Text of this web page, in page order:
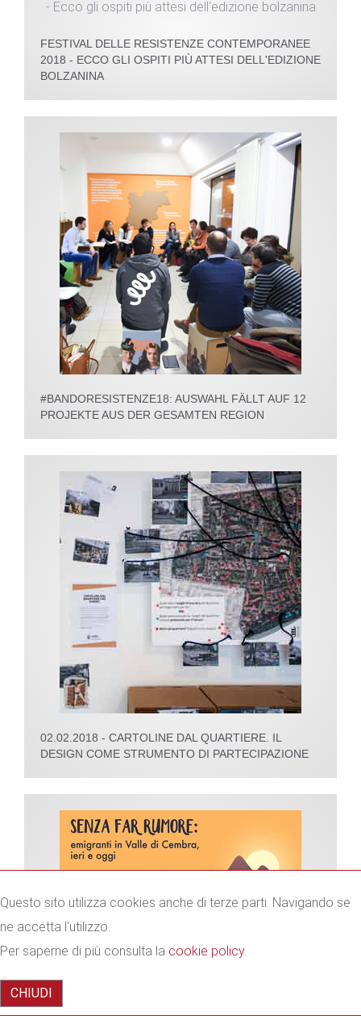
FESTIVAL DELLE RESISTENZE CONTEMPORANEE
2018 - ECCO GLI OSPITI PIÙ ATTESI DELL'EDIZIONE
BOLZANINA
#BANDORESISTENZE18: AUSWAHL FÄLLT AUF 12
PROJEKTE AUS DER GESAMTEN REGION
02.02.2018 - CARTOLINE DAL QUARTIERE. IL
DESIGN COME STRUMENTO DI PARTECIPAZIONE
Questo sito utilizza cookies anche di terze parti. Navigando se
ne accetta l'utilizzo.
Per saperne di più consulta la cookie policy.
CHIUDI